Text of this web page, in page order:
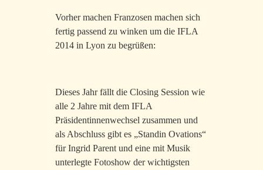
Vorher machen Franzosen machen sich
fertig passend zu winken um die IFLA
2014 in Lyon zu begrüßen:
Dieses Jahr fällt die Closing Session wie
alle 2 Jahre mit dem IFLA
Präsidentinnenwechsel zusammen und
als Abschluss gibt es „Standin Ovations“
für Ingrid Parent und eine mit Musik
unterlegte Fotoshow der wichtigsten